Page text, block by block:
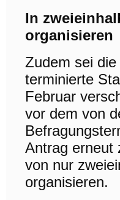
In
organisieren
Zudem sei
terminierte
Februar
vor dem von
Antrag erneut
von nur
organisieren.